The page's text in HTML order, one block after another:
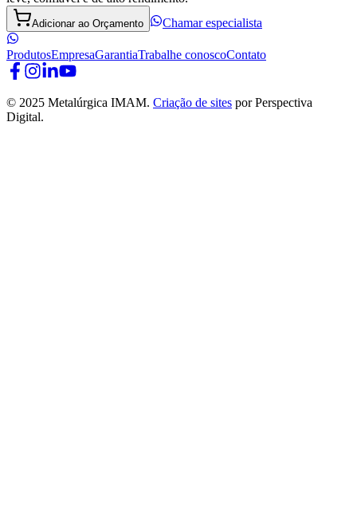
Adicionar ao Orçamento Chamar especialista
ProdutosEmpresaGarantiaTrabalhe conoscoContato
© 2025 Metalúrgica IMAM. Criação de sites por Perspectiva
Digital.